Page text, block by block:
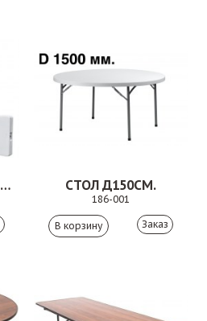
СТОЛ СКЛАДНОЙ, "ЧЕМОДАН" СТОЛ Д150СМ.
186-001
Заказ